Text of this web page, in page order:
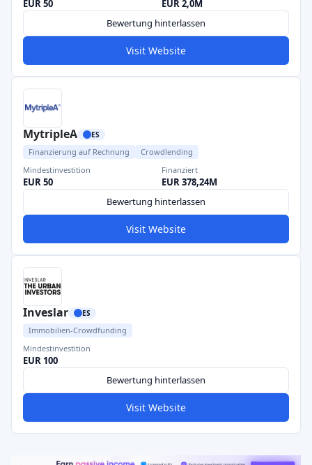
EUR 50
EUR 2,0M
Bewertung hinterlassen
Visit Website
MytripleA ES
Finanzierung auf Rechnung
Crowdlending
Mindestinvestition
EUR 50
Finanziert
EUR 378,24M
Bewertung hinterlassen
Visit Website
Inveslar ES
Immobilien-Crowdfunding
Mindestinvestition
EUR 100
Bewertung hinterlassen
Visit Website